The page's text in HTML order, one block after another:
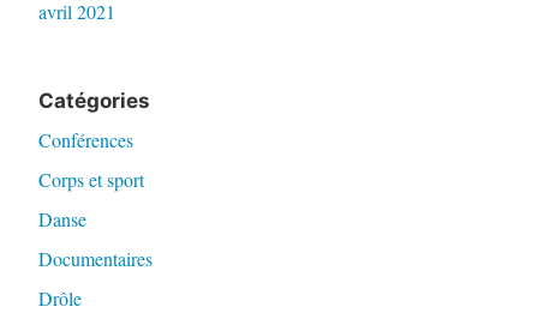
avril 2021
Catégories
Conférences
Corps et sport
Danse
Documentaires
Drôle